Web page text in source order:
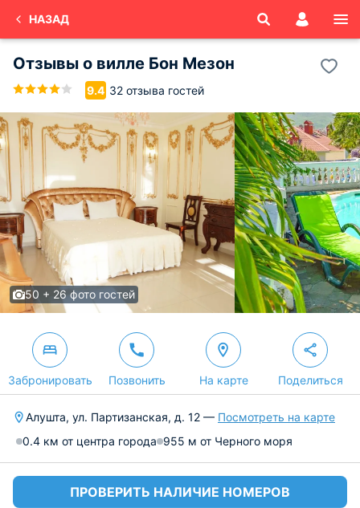
НАЗАД
Отзывы о вилле Бон Мезон
9.4 32 отзыва гостей
50 + 26 фото гостей
Забронировать Позвонить На карте Поделиться
Алушта, ул. Партизанская, д. 12 — Посмотреть на карте
0.4 км от центра города 955 м от Черного моря
ПРОВЕРИТЬ НАЛИЧИЕ НОМЕРОВ